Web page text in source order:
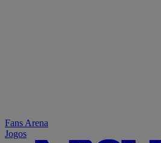
Fans Arena
Jogos